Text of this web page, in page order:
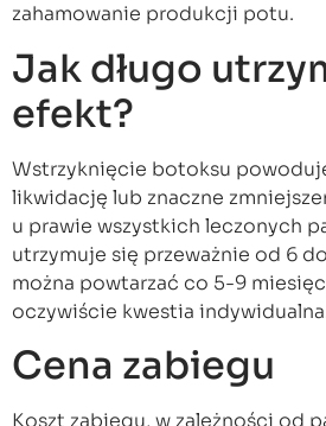
zahamowanie produkcji potu.
Jak długo
efekt?
Wstrzyknięcie botoksu
likwidację lub znaczne
u prawie wszystkich leczonych
utrzymuje się przeważnie od 6
można powtarzać co 5-9
oczywiście kwestia
Cena zabiegu
Koszt zabiegu, w zależności od